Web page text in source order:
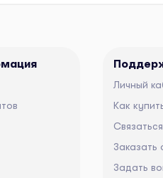
Личный
Как
Заказать
Задать